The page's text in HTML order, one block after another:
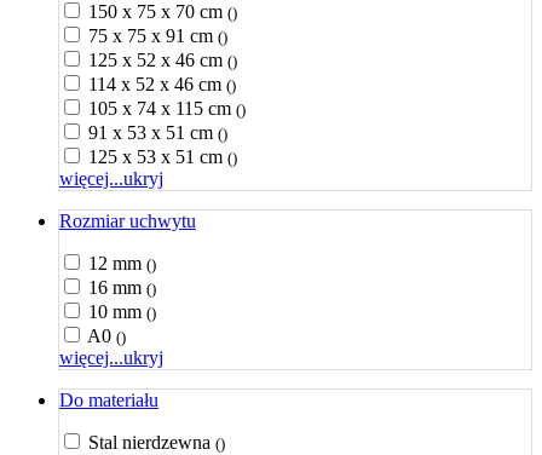
150 x 75 x 70 cm ()
75 x 75 x 91 cm ()
125 x 52 x 46 cm ()
114 x 52 x 46 cm ()
105 x 74 x 115 cm ()
91 x 53 x 51 cm ()
125 x 53 x 51 cm ()
więcej...ukryj
Rozmiar uchwytu
12 mm ()
16 mm ()
10 mm ()
A0 ()
więcej...ukryj
Do materiału
Stal nierdzewna ()